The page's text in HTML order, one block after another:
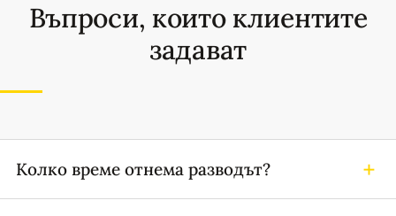
Въпроси, които клиентите
задават
Колко време отнема разводът?